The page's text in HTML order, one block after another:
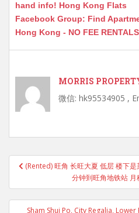
hand info! Hong Kong Flats
Facebook Group: Find
Hong Kong - NO FEE RENTALS
MORRIS
微信: hk95534905 ,
Post
navigation
(Rented) 旺角 长旺大夏 低层 楼下
分钟到旺角地铁站
Sham Shui Po, City Regalia,